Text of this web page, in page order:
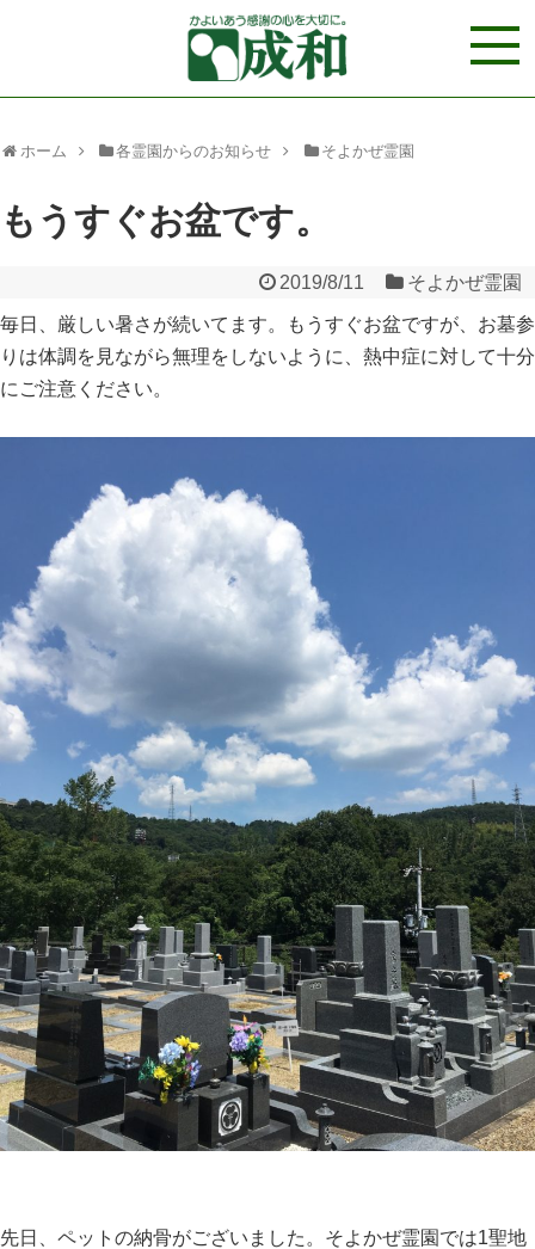
ホーム 各霊園からのお知らせ そよかぜ霊園
もうすぐお盆です。
2019/8/11 そよかぜ霊園
毎日、厳しい暑さが続いてます。もうすぐお盆ですが、お墓参
りは体調を見ながら無理をしないように、熱中症に対して十分
にご注意ください。
先日、ペットの納骨がございました。そよかぜ霊園では1聖地